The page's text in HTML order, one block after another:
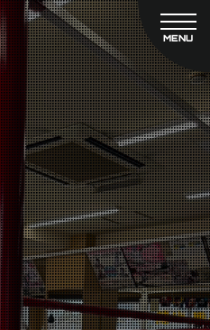
MENU
CLOSE
情報
約
コース予約
タジオ予約
ングジムについて
ロフィール
フ紹介
案内
紹介
セス
時間
ー募集
ー募集